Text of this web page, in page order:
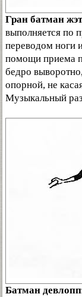
Гран батман
выполняется по
переводом ноги
помощи приема
бедро
опорной, не
Музыкальный
Батман